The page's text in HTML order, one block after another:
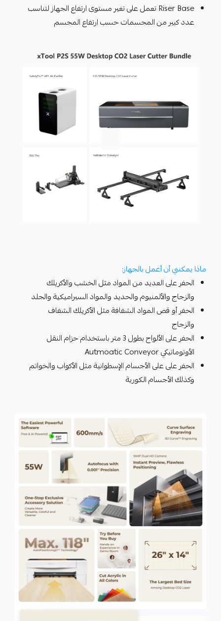
Riser Base تعمل على تغير مستوى ارتفاع الجهاز لتناسب
عدد كبير من المجسمات حسب ارتفاع المجسم
ماذا يمكنني أن أعمل بالجهاز:
الحفر على العديد من المواد مثل الخشب والأكريلك
والزجاج والألمنيوم والحديد والمواد السيراميكية والجلد
الحفر أو قص المواد الشفافة مثل الأكريلك الشفاف
والزجاج
الحفر على الألواح بطول 3 متر باستخدام حزام النقل
الأوتوماتيكي Autmoatic Conveyor
الحفر على على الأجسام الإسطوانية مثل الأكواب والخواتم
وكذلك الأجسام الكورية